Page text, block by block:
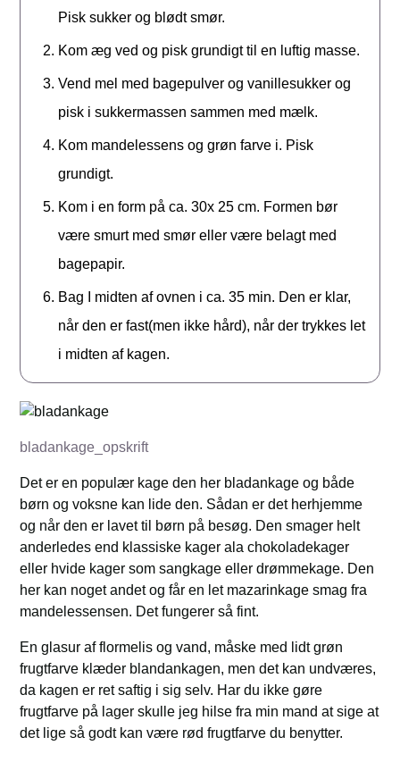
Pisk sukker og blødt smør.
Kom æg ved og pisk grundigt til en luftig masse.
Vend mel med bagepulver og vanillesukker og
pisk i sukkermassen sammen med mælk.
Kom mandelessens og grøn farve i. Pisk
grundigt.
Kom i en form på ca. 30x 25 cm. Formen bør
være smurt med smør eller være belagt med
bagepapir.
Bag I midten af ovnen i ca. 35 min. Den er klar,
når den er fast(men ikke hård), når der trykkes let
i midten af kagen.
bladankage_opskrift
Det er en populær kage den her bladankage og både
børn og voksne kan lide den. Sådan er det herhjemme
og når den er lavet til børn på besøg. Den smager helt
anderledes end klassiske kager ala chokoladekager
eller hvide kager som sangkage eller drømmekage. Den
her kan noget andet og får en let mazarinkage smag fra
mandelessensen. Det fungerer så fint.
En glasur af flormelis og vand, måske med lidt grøn
frugtfarve klæder blandankagen, men det kan undværes,
da kagen er ret saftig i sig selv. Har du ikke gøre
frugtfarve på lager skulle jeg hilse fra min mand at sige at
det lige så godt kan være rød frugtfarve du benytter.